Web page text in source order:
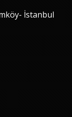
İstanbul